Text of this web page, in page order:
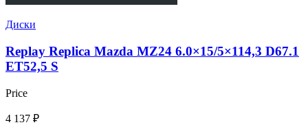
Диски
Replay Replica Mazda MZ24 6.0×15/5×114,3 D67.1
ET52,5 S
Price
4 137 ₽